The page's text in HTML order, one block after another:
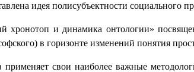
идея полисубъектности социального
хронотоп и динамика онтологии»
в горизонте изменений понятия
свои наиболее важные